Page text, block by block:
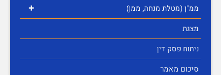
+
ממ"ן (מטלת מנחה, ממן)
מצגת
ניתוח פסק דין
סיכום מאמר